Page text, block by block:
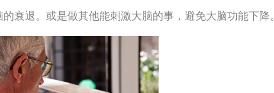
衰退。或是做其他能刺激大脑的事，避免大脑功能下降。